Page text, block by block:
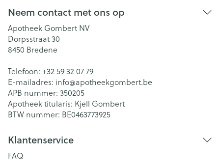
Neem contact met ons op
Apotheek Gombert NV
Dorpsstraat 30
8450 Bredene
Telefoon: +32 59 32 07 79
E-mailadres: info@apotheekgombert.be
APB nummer: 350205
Apotheek titularis: Kjell Gombert
BTW nummer: BE0463773925
Klantenservice
FAQ